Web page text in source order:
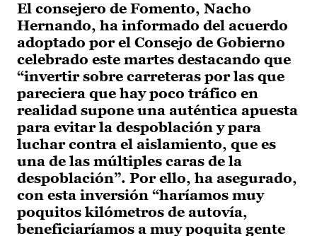
El consejero de Fomento, Nacho
Hernando, ha informado del acuerdo
adoptado por el Consejo de Gobierno
celebrado este martes destacando que
“invertir sobre carreteras por las que
pareciera que hay poco tráfico en
realidad supone una auténtica apuesta
para evitar la despoblación y para
luchar contra el aislamiento, que es
una de las múltiples caras de la
despoblación”. Por ello, ha asegurado,
con esta inversión “haríamos muy
poquitos kilómetros de autovía,
beneficiaríamos a muy poquita gente